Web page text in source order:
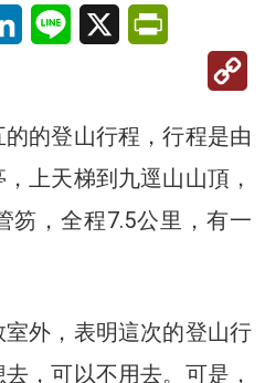
LinkedInLine X
的登山行程，行程是由
上天梯到九逕山山頂，
笏，全程7.5公里，有一
外，表明這次的登山行
，可以不用去。可是，